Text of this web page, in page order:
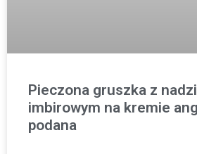
Pieczona gruszka z
imbirowym na kremie
podana